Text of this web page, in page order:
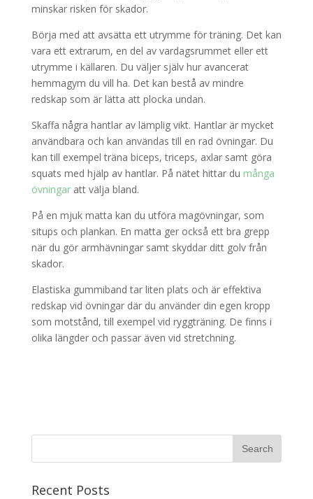
minskar risken för skador.
Börja med att avsätta ett utrymme för träning. Det kan
vara ett extrarum, en del av vardagsrummet eller ett
utrymme i källaren. Du väljer själv hur avancerat
hemmagym du vill ha. Det kan bestå av mindre
redskap som är lätta att plocka undan.
Skaffa några hantlar av lämplig vikt. Hantlar är mycket
användbara och kan användas till en rad övningar. Du
kan till exempel träna biceps, triceps, axlar samt göra
squats med hjälp av hantlar. På nätet hittar du många
övningaratt välja bland.
På en mjuk matta kan du utföra magövningar, som
situps och plankan. En matta ger också ett bra grepp
när du gör armhävningar samt skyddar ditt golv från
skador.
Elastiska gummiband tar liten plats och är effektiva
redskap vid övningar där du använder din egen kropp
som motstånd, till exempel vid ryggträning. De finns i
olika längder och passar även vid stretchning.
Recent Posts